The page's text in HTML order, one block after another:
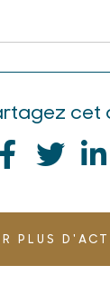
cet
PLUS